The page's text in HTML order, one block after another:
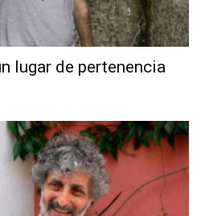
lugar de pertenencia